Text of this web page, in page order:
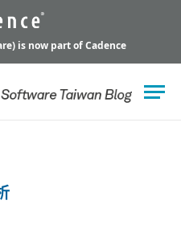
is now part of Cadence